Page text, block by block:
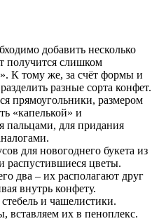
добавить несколько
получится слишком
К тому же, за счёт формы и
разные сорта конфет.
прямоугольники, размером
«капелькой» и
пальцами, для придания
для новогоднего букета из
распустившиеся цветы.
два – их располагают друг
внутрь конфету.
и чашелистики.
вставляем их в пеноплекс.